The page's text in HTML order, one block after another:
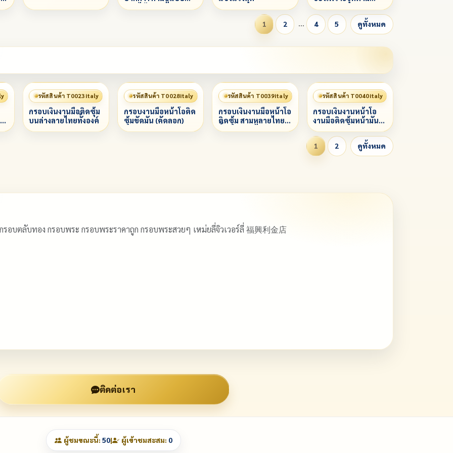
หมุนได้
กำหนด
1
2 … 4 5 ดูทั้งหมด
รหัสสินค้า T0023italy
กรอบเงินงานมือติดซุ้ม
บนล่างลายไทยทั้งองค์
รหัสสินค้า T0028italy
กรอบงานมือหน้าโอติด
ซุ้มขัดมัน (คัดลอก)
รหัสสินค้า T0039italy
กรอบเงินงานมือหน้าโอ
ติดซุ้ม สามหูลายไทย
ทั้งองค์
รหัสสินค้า T0040italy
กรอบเงินงานหน้าโอ
งานมือติดซุ้มหน้ามัน
(คัดลอก)
1
2 ดูทั้งหมด
อบตลับทอง กรอบพระ กรอบพระราคาถูก กรอบพระสวยๆ เหม่ยลี่จิวเวอร์ลี่ 福興利金店
ติดต่อเรา
ผู้ชมขณะนี้: 50| ผู้เข้าชมสะสม: 0